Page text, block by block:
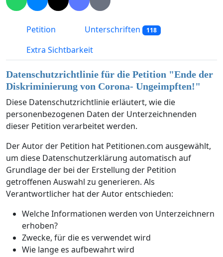
Petition Unterschriften 118
Extra Sichtbarkeit
Datenschutzrichtlinie für die Petition "Ende der
Diskriminierung von Corona- Ungeimpften!"
Diese Datenschutzrichtlinie erläutert, wie die
personenbezogenen Daten der Unterzeichnenden
dieser Petition verarbeitet werden.
Der Autor der Petition hat Petitionen.com ausgewählt,
um diese Datenschutzerklärung automatisch auf
Grundlage der bei der Erstellung der Petition
getroffenen Auswahl zu generieren. Als
Verantwortlicher hat der Autor entschieden:
Welche Informationen werden von Unterzeichnern
erhoben?
Zwecke, für die es verwendet wird
Wie lange es aufbewahrt wird